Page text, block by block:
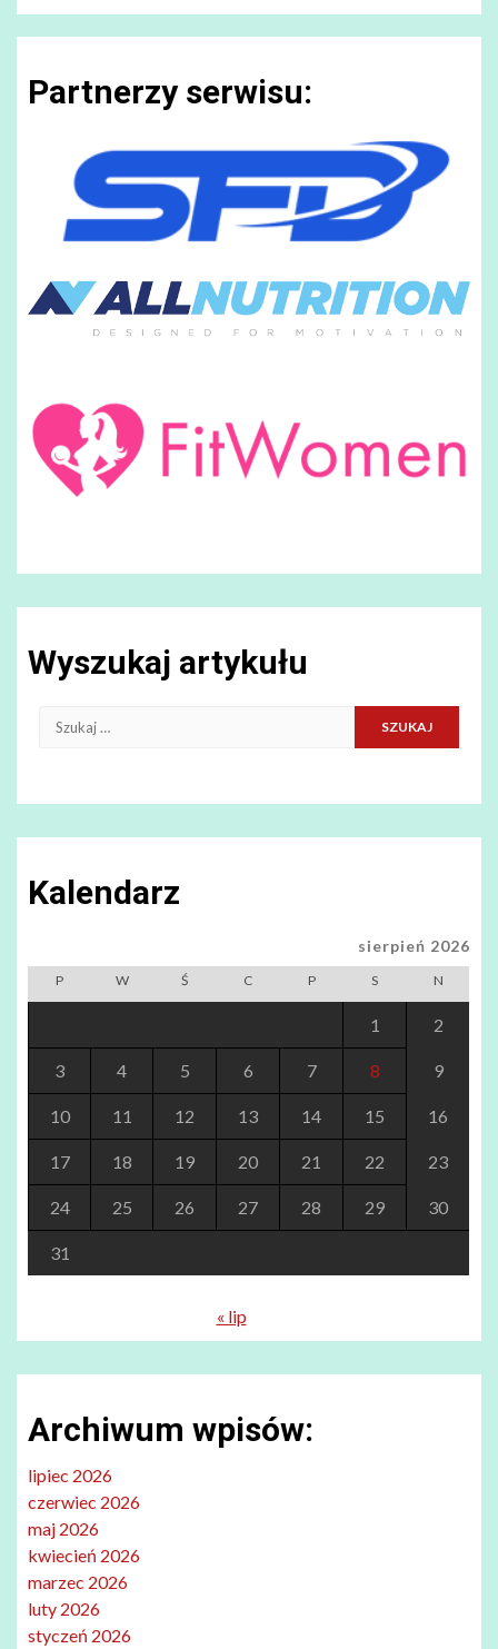
Partnerzy serwisu:
Wyszukaj artykułu
Szukaj:
Kalendarz
sierpień 2026
P W Ś C P S N
1 2
3 4 5 6 7 8 9
10 11 12 13 14 15 16
17 18 19 20 21 22 23
24 25 26 27 28 29 30
31
« lip
Archiwum wpisów:
lipiec 2026
czerwiec 2026
maj 2026
kwiecień 2026
marzec 2026
luty 2026
styczeń 2026